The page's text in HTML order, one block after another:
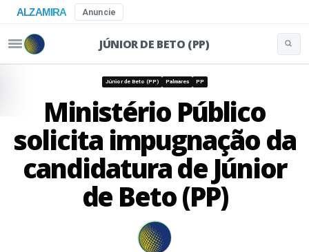
ALZAMIRA Anuncie
JÚNIOR DE BETO (PP)
Júnior de Beto (PP) Palmares PP
Ministério Público
solicita impugnação da
candidatura de Júnior
de Beto (PP)